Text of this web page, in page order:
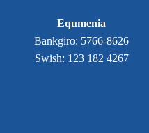
Equmenia
Bankgiro: 5766-8626
Swish: 123 182 4267